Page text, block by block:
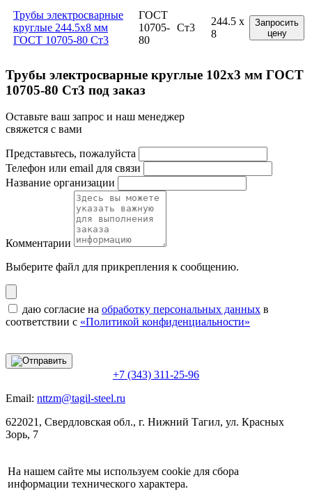
Трубы электросварные
круглые 244.5x8 мм
ГОСТ 10705-80 Ст3
ГОСТ
10705-
80
Ст3
244.5 x
8
Запросить
цену
Трубы электросварные круглые 102x3 мм ГОСТ
10705-80 Ст3 под заказ
Оставьте ваш запрос и наш менеджер
свяжется с вами
Представьтесь, пожалуйста
Телефон или email для связи
Название организации
Комментарии
Выберите файл для прикрепления к сообщению.
даю согласие на обработку персональных данных в
соответствии с «Политикой конфиденциальности»
+7 (343) 311-25-96
Email: nttzm@tagil-steel.ru
622021, Свердловская обл., г. Нижний Тагил, ул. Красных
Зорь, 7
На нашем сайте мы используем cookie для сбора
информации технического характера.